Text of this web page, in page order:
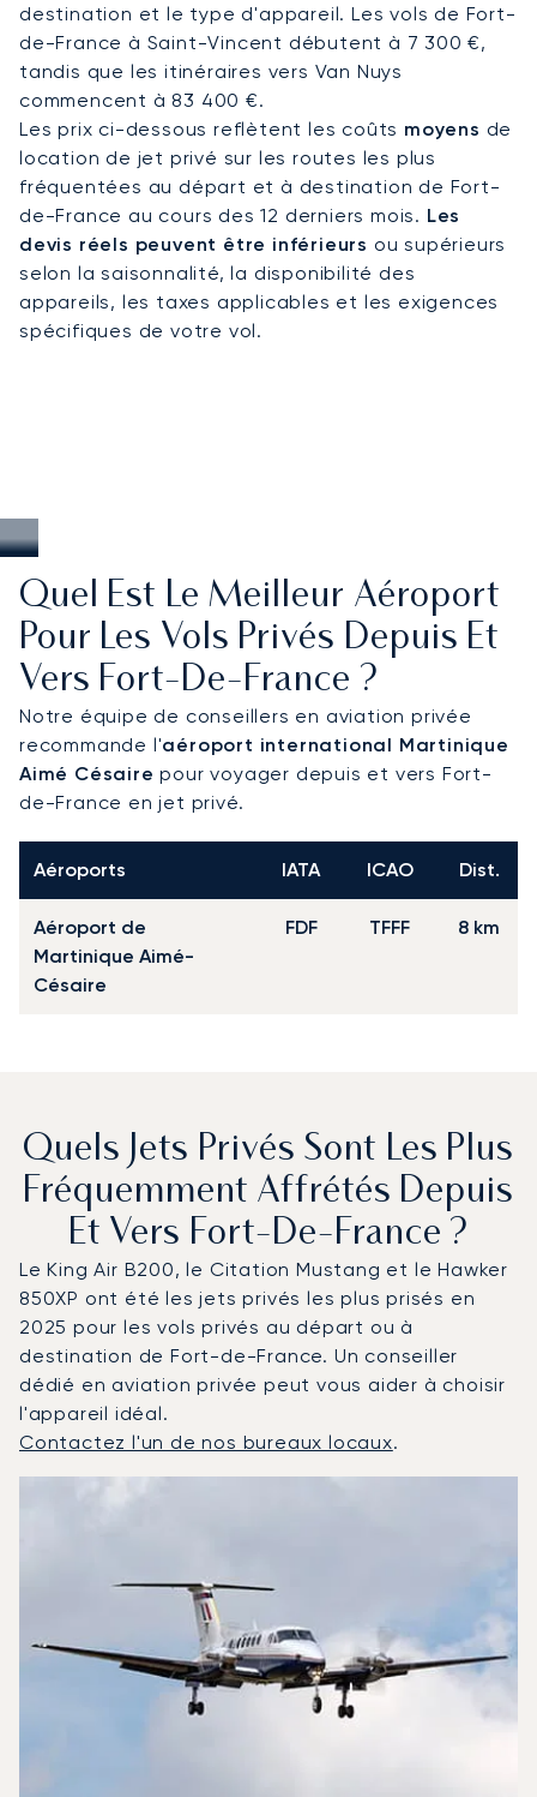
Forte de deux décennies d'expérience, LunaJets
a été le premier courtier en aviation privée
européen à obtenir la certification Argus®, une
reconnaissance de ses normes de sécurité
rigoureuses et de l'excellence de son service. En
Martinique, cette expertise garantit des arrivées
en toute discrétion pendant la haute saison
hivernale, un accès sur mesure aux complexes
hôteliers et marinas de luxe, ainsi qu'une
organisation fiable pour les événements culturels
et nautiques de l'île caribéenne française.
destination et le type d'appareil. Les vols de Fort-
de-France à Saint-Vincent débutent à 7 300 €,
tandis que les itinéraires vers Van Nuys
commencent à 83 400 €.
Les prix ci-dessous reflètent les coûts moyens de
location de jet privé sur les routes les plus
fréquentées au départ et à destination de Fort-
de-France au cours des 12 derniers mois. Les
devis réels peuvent être inférieurs ou supérieurs
selon la saisonnalité, la disponibilité des
appareils, les taxes applicables et les exigences
spécifiques de votre vol.
Quel Est Le Meilleur Aéroport
Pour Les Vols Privés Depuis Et
Vers Fort-De-France ?
Notre équipe de conseillers en aviation privée
recommande l'aéroport international Martinique
Aimé Césaire pour voyager depuis et vers Fort-
de-France en jet privé.
Aéroports IATA ICAO Dist.
Aéroport de
Martinique Aimé-
Césaire
FDF TFFF 8 km
Quels Jets Privés Sont Les Plus
Fréquemment Affrétés Depuis
Et Vers Fort-De-France ?
Le King Air B200, le Citation Mustang et le Hawker
850XP ont été les jets privés les plus prisés en
2025 pour les vols privés au départ ou à
destination de Fort-de-France. Un conseiller
dédié en aviation privée peut vous aider à choisir
l'appareil idéal.
Contactez l'un de nos bureaux locaux.